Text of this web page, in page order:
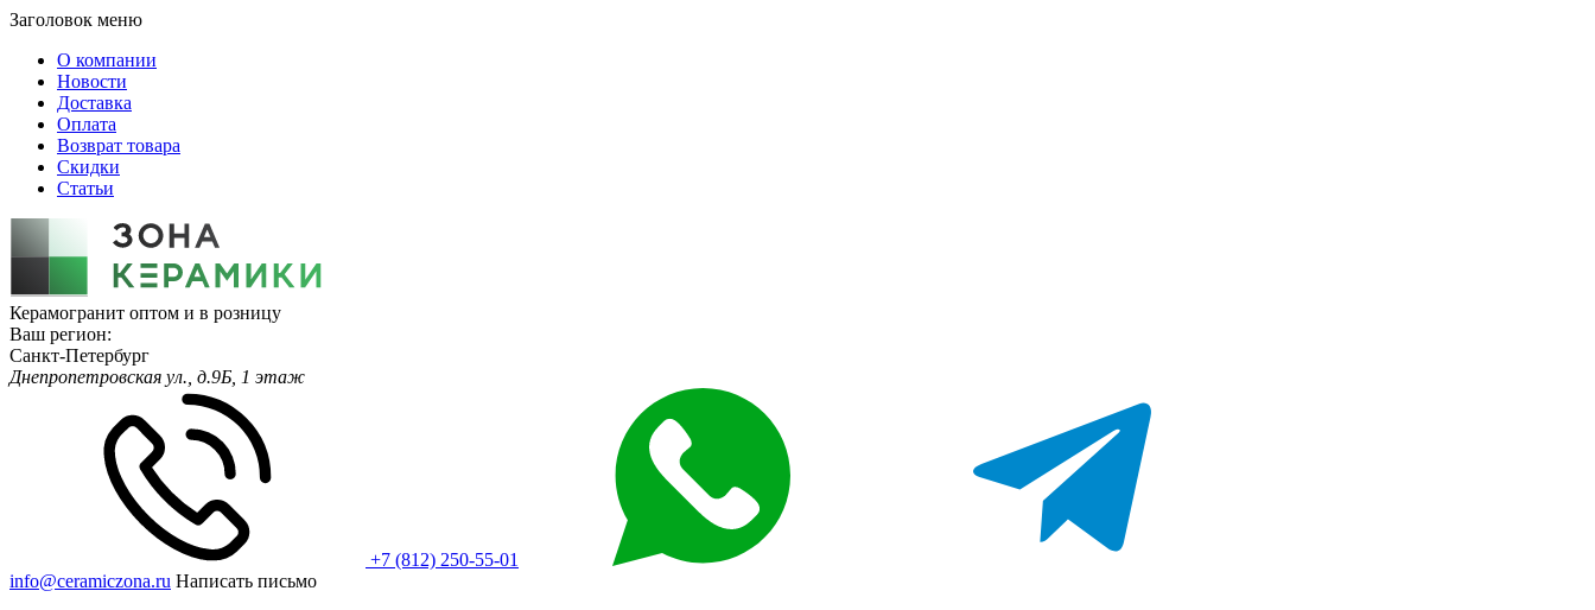
Заголовок меню
О компании
Новости
Доставка
Оплата
Возврат товара
Скидки
Статьи
Керамогранит оптом и в розницу
Ваш регион:
Санкт-Петербург
Днепропетровская ул., д.9Б, 1 этаж
+7 (812) 250-55-01
info@ceramiczona.ru Написать письмо